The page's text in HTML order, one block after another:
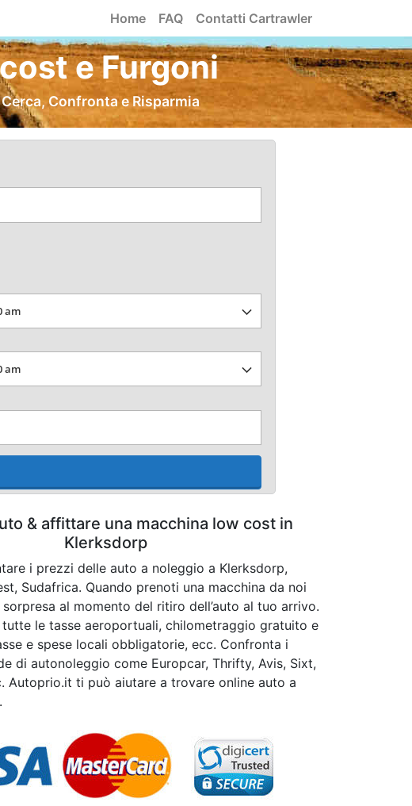
Home FAQ Contatti Cartrawler
e Furgoni
Confronta e Risparmia
& affittare una macchina low cost in
Klerksdorp
i prezzi delle auto a noleggio a Klerksdorp,
Sudafrica. Quando prenoti una macchina da noi
sorpresa al momento del ritiro dell’auto al tuo arrivo.
le tasse aeroportuali, chilometraggio gratuito e
e spese locali obbligatorie, ecc. Confronta i
di autonoleggio come Europcar, Thrifty, Avis, Sixt,
Autoprio.it ti può aiutare a trovare online auto a